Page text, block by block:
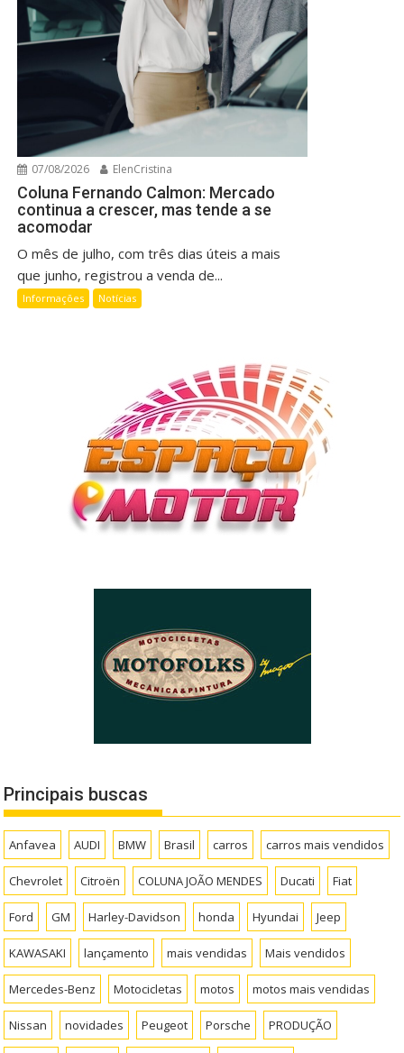
07/08/2026 ElenCristina
Coluna Fernando Calmon: Mercado
continua a crescer, mas tende a se
acomodar
O mês de julho, com três dias úteis a mais
que junho, registrou a venda de...
Informações Notícias
Principais buscas
Anfavea AUDI BMW Brasil carros carros mais vendidos
Chevrolet Citroën COLUNA JOÃO MENDES Ducati Fiat
Ford GM Harley-Davidson honda Hyundai Jeep
KAWASAKI lançamento mais vendidas Mais vendidos
Mercedes-Benz Motocicletas motos motos mais vendidas
Nissan novidades Peugeot Porsche PRODUÇÃO